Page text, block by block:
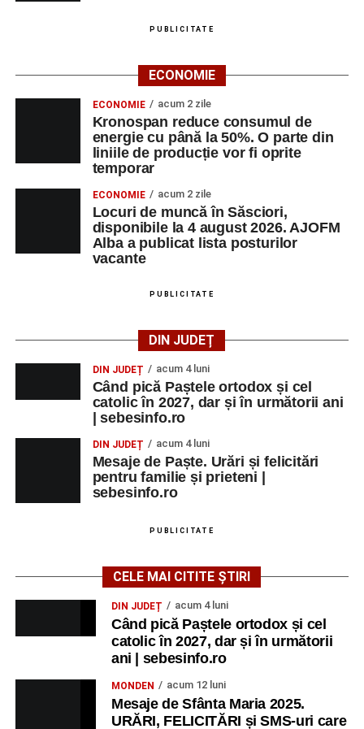
PUBLICITATE
ECONOMIE
ECONOMIE acum 2 zile
Kronospan reduce consumul de
energie cu până la 50%. O parte din
liniile de producție vor fi oprite
temporar
ECONOMIE acum 2 zile
Locuri de muncă în Săsciori,
disponibile la 4 august 2026. AJOFM
Alba a publicat lista posturilor
vacante
PUBLICITATE
DIN JUDEȚ
DIN JUDEȚ acum 4 luni
Când pică Paștele ortodox și cel
catolic în 2027, dar și în următorii ani
| sebesinfo.ro
DIN JUDEȚ acum 4 luni
Mesaje de Paște. Urări și felicitări
pentru familie și prieteni |
sebesinfo.ro
PUBLICITATE
CELE MAI CITITE ȘTIRI
DIN JUDEȚ acum 4 luni
Când pică Paștele ortodox și cel
catolic în 2027, dar și în următorii
ani | sebesinfo.ro
MONDEN acum 12 luni
Mesaje de Sfânta Maria 2025.
URĂRI, FELICITĂRI și SMS-uri care